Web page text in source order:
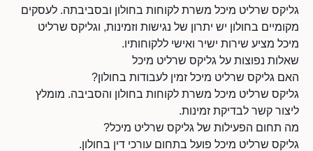
גליקס שרליט מיכל משרת לקוחות בחולון ובסביבתה. לעסקים
מקומיים בחולון יש יתרון של נגישות וזמינות, וגליקס שרליט
מיכל מציע שירות ישיר ואישי ללקוחותיו.
שאלות נפוצות על גליקס שרליט מיכל
האם גליקס שרליט מיכל זמין לעבודות בחולון?
גליקס שרליט מיכל משרת לקוחות בחולון והסביבה. מומלץ
ליצור קשר לבדיקת זמינות.
מה תחום הפעילות של גליקס שרליט מיכל?
גליקס שרליט מיכל פועל בתחום עורכי דין בחולון.